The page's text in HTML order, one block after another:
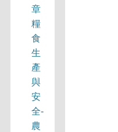
章
糧
食
生
產
與
安
全-
農